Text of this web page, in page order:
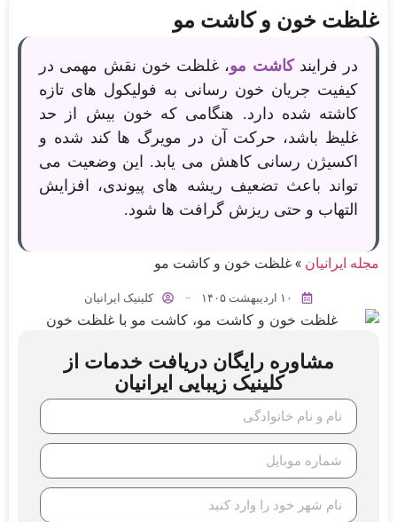
غلظت خون و کاشت مو
در فرایندکاشت مو، غلظت خون نقش مهمی در
کیفیت جریان خون رسانی به فولیکول های تازه
کاشته شده دارد. هنگامی که خون بیش از حد
غلیظ باشد، حرکت آن در مویرگ ها کند شده و
اکسیژن رسانی کاهش می یابد. این وضعیت می
تواند باعث تضعیف ریشه های پیوندی، افزایش
التهاب و حتی ریزش گرافت ها شود.
مجله ایرانیان »غلظت خون و کاشت مو
۱۰ اردیبهشت ۱۴۰۵ کلینیک ایرانیان
مشاوره رایگان دریافت خدمات از
کلینیک زیبایی ایرانیان